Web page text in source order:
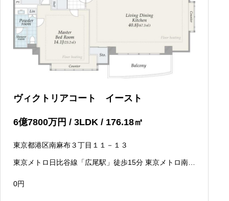
ヴィクトリアコート イースト
6億7800万円 / 3LDK / 176.18㎡
東京都港区南麻布３丁目１１－１３
東京メトロ日比谷線「広尾駅」徒歩15分 東京メトロ南北
0円